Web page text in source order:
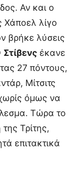
Αν και ο
Χάποελ λίγο
βρήκε λύσεις
Στίβενς έκανε
27 πόντους,
Μίτσιτς
όμως να
Τώρα το
Τρίτης,
επιτακτικά